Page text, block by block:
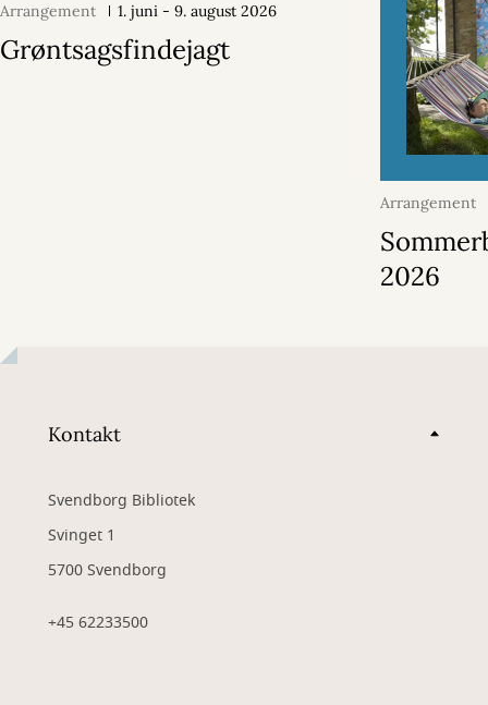
Arrangement 1. juni - 9. august 2026
Grøntsagsfindejagt
Arrangement
august 2026
2026
Kontakt
Svendborg Bibliotek
Svinget 1
5700 Svendborg
+45 62233500